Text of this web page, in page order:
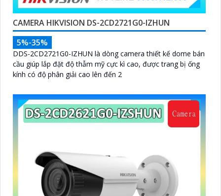
CAMERA HIKVISION DS-2CD2721G0-IZHUN
5%-35%
DDS-2CD2721G0-IZHUN là dòng camera thiết kế dome bán
cầu giúp lắp đặt độ thẫm mỹ cực kì cao, được trang bị ống
kính có độ phân giải cao lên đến 2